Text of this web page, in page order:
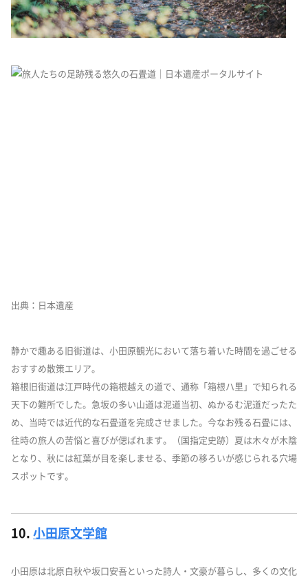
出典：日本遺産
静かで趣ある旧街道は、小田原観光において落ち着いた時間を過ごせる
おすすめ散策エリア。
箱根旧街道は江戸時代の箱根越えの道で、通称「箱根ハ里」で知られる
天下の難所でした。急坂の多い山道は泥道当初、ぬかるむ泥道だったた
め、当時では近代的な石畳道を完成させました。今なお残る石畳には、
往時の旅人の苦悩と喜びが偲ばれます。（国指定史跡）夏は木々が木陰
となり、秋には紅葉が目を楽しませる、季節の移ろいが感じられる穴場
スポットです。
10. 小田原文学館
小田原は北原白秋や坂口安吾といった詩人・文豪が暮らし、多くの文化